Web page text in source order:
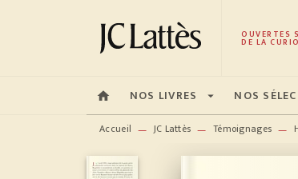
MENU RECHERCHE OUVERTES
DE LA
home NOS LIVRES arrow_drop_down NOS
Accueil — JC Lattès — Témoignages —